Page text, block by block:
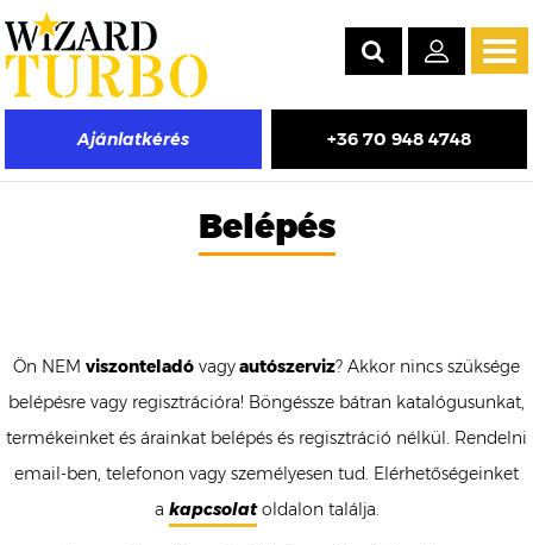
Ajánlatkérés +36 70 948 4748
Belépés
Ön NEM viszonteladó vagyautószerviz? Akkor nincs szüksége
belépésre vagy regisztrációra! Böngéssze bátran katalógusunkat,
termékeinket és árainkat belépés és regisztráció nélkül. Rendelni
email-ben, telefonon vagy személyesen tud. Elérhetőségeinket
a kapcsolatoldalon találja.